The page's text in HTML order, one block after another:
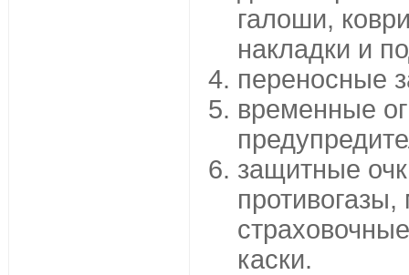
галоши,
накладки и
переносные
временные
защитные
каски.